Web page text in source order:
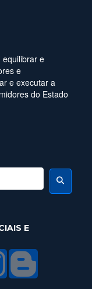
equilibrar e
e
e executar a
do Estado
E